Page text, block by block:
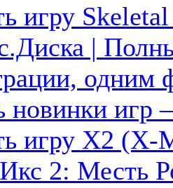
игру
|
одним
новинки
игру X2 (X-
2: Месть